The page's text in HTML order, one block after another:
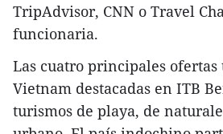
TripAdvisor, CNN o Travel
funcionaria.
Las cuatro principales ofertas
Vietnam destacadas en ITB
turismos de playa, de